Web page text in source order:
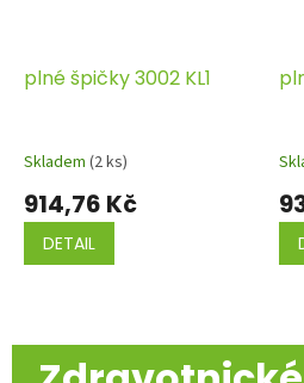
plné špičky 3002 KL1
Skladem (2 ks)
914,76 Kč
DETAIL